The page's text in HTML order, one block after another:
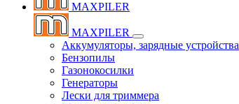
MAXPILER
MAXPILER
Аккумуляторы, зарядные устройства
Бензопилы
Газонокосилки
Генераторы
Лески для триммера